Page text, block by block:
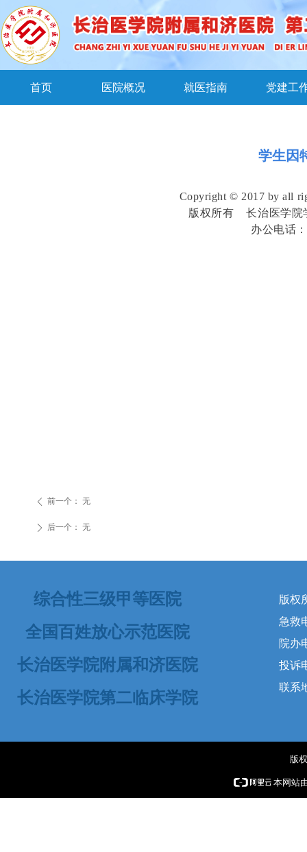
首页 医院概况 就医指南 党建工
学生因
Copyright © 2017 by all
版权所有 长治医学院
办公电话：
ꄴ 前一个： 无
ꄲ 后一个： 无
版权
急救
院办
投诉
联系
综合性三级甲等医院
全国百姓放心示范医院
长治医学院附属和济医院
长治医学院第二临床学院
版
本网站